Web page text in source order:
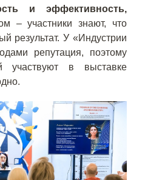
и эффективность,
– участники знают, что
результат. У «Индустрии
репутация, поэтому
участвуют в выставке